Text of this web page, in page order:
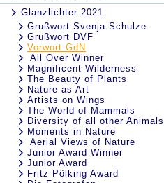
Glanzlichter 2021
Grußwort Svenja Schulze
Grußwort DVF
Vorwort GdN
All Over Winner
Magnificent Wilderness
The Beauty of Plants
Nature as Art
Artists on Wings
The World of Mammals
Diversity of all other Animals
Moments in Nature
Aerial Views of Nature
Junior Award Winner
Junior Award
Fritz Pölking Award